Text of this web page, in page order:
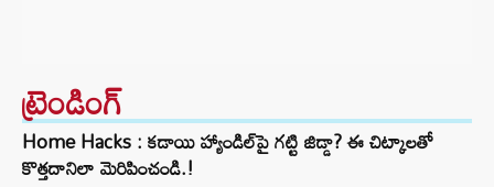
ట్రెండింగ్‌
Home Hacks : కడాయి హ్యాండిల్‌పై గట్టి జిడ్డా? ఈ చిట్కాలతో
కొత్తదానిలా మెరిపించండి.!